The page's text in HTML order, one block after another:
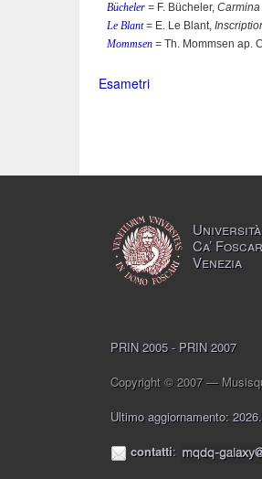
Bücheler = F. Bücheler,
Le Blant= E. Le Blant,
Mommsen = Th. Mommsen ap.
Esametri
Università
Ca’
Venezia
PRIN 2005 - PRIN 2007
Copyright © 2007 —
Ultimo aggiornamento:
contatti: